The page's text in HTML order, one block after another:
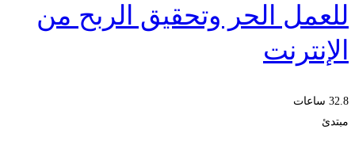
للعمل الحر وتحقيق الربح من
الإنترنت
32.8 ساعات
مبتدئ